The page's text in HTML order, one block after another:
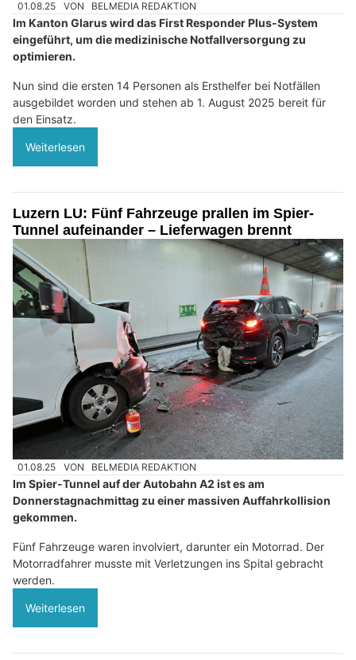
01.08.25 VON BELMEDIA REDAKTION
Im Kanton Glarus wird das First Responder Plus-System
eingeführt, um die medizinische Notfallversorgung zu
optimieren.
Nun sind die ersten 14 Personen als Ersthelfer bei Notfällen
ausgebildet worden und stehen ab 1. August 2025 bereit für
den Einsatz.
Weiterlesen
Luzern LU: Fünf Fahrzeuge prallen im Spier-
Tunnel aufeinander – Lieferwagen brennt
01.08.25 VON BELMEDIA REDAKTION
Im Spier-Tunnel auf der Autobahn A2 ist es am
Donnerstagnachmittag zu einer massiven Auffahrkollision
gekommen.
Fünf Fahrzeuge waren involviert, darunter ein Motorrad. Der
Motorradfahrer musste mit Verletzungen ins Spital gebracht
werden.
Weiterlesen